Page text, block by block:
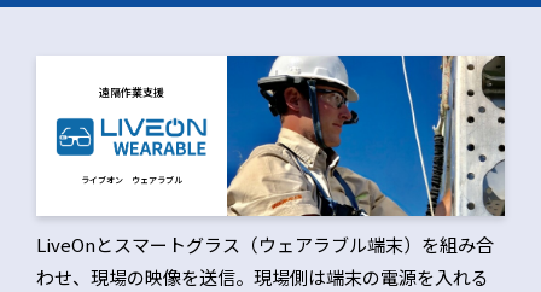
遠隔作業支援
ライブオン ウェアラブル
LiveOnとスマートグラス（ウェアラブル端末）を組み合
わせ、現場の映像を送信。現場側は端末の電源を入れる